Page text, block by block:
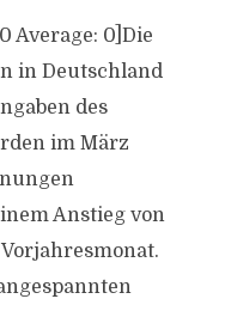
Average: 0]Die
in Deutschland
des
im März
Anstieg von